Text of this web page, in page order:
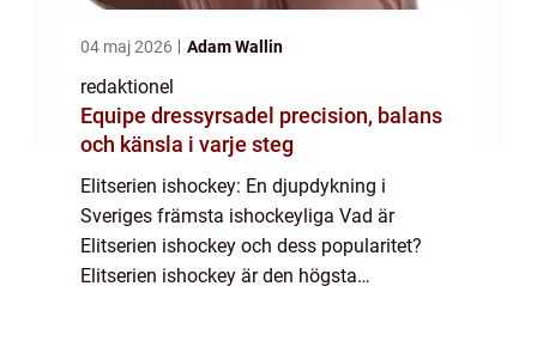
04 maj 2026 Adam Wallin
redaktionel
Equipe dressyrsadel precision, balans
och känsla i varje steg
Elitserien ishockey: En djupdykning i
Sveriges främsta ishockeyliga Vad är
Elitserien ishockey och dess popularitet?
Elitserien ishockey är den högsta